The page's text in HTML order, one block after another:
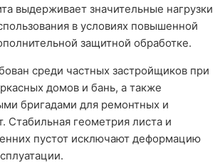
выдерживает значительные нагрузки
в условиях повышенной
защитной обработке.
среди частных застройщиков при
домов и бань, а также
бригадами для ремонтных и
Стабильная геометрия листа и
пустот исключают деформацию